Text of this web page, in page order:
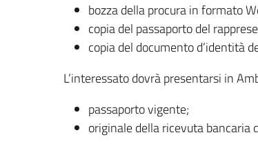
bozza della procura in formato
copia del passaporto del
copia del documento d’identità
L’interessato dovrà presentarsi in
passaporto vigente;
originale della ricevuta bancaria